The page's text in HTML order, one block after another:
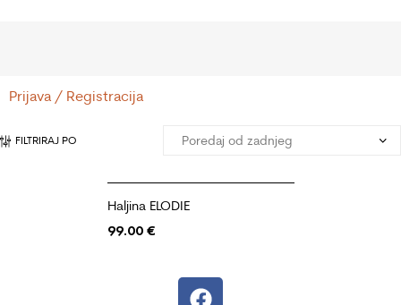
Prijava / Registracija
FILTRIRAJ PO
Haljina ELODIE
99.00 €